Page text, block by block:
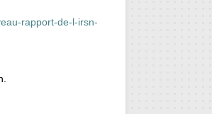
rapport-de-l-irsn-